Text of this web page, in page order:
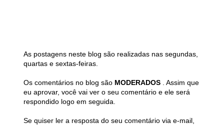
As postagens neste blog são realizadas nas segundas,
quartas e sextas-feiras.
Os comentários no blog são MODERADOS
. Assim que
eu aprovar, você vai ver o seu comentário e ele será
respondido logo em seguida.
Se quiser ler a resposta do seu comentário via e-mail,